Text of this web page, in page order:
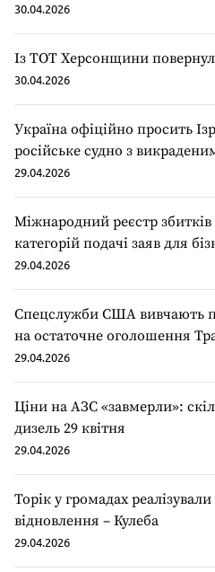
30.04.2026
Із ТОТ Херсонщини
30.04.2026
Україна офіційно просить
російське судно з
29.04.2026
Міжнародний реєстр
категорій подачі заяв для
29.04.2026
Спецслужби США вивчають
на остаточне оголошення
29.04.2026
Ціни на АЗС «завмерли»:
дизель 29 квітня
29.04.2026
Торік у громадах
відновлення – Кулеба
29.04.2026